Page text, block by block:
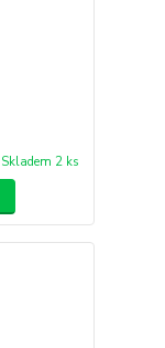
Skladem 2 ks